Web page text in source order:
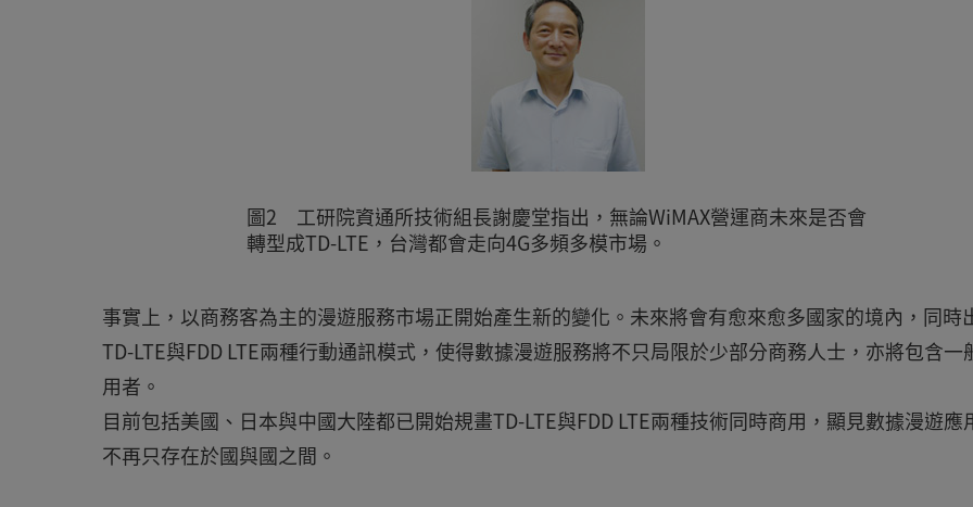
圖2 工研院資通所技術組長謝慶堂指出，無論WiMAX營運商未來是否會
轉型成TD-LTE，台灣都會走向4G多頻多模市場。
事實上，以商務客為主的漫遊服務市場正開始產生新的變化。未來將會有愈來愈多國家的境內，同時
TD-LTE與FDD LTE兩種行動通訊模式，使得數據漫遊服務將不只局限於少部分商務人士，亦將包含一
用者。
目前包括美國、日本與中國大陸都已開始規畫TD-LTE與FDD LTE兩種技術同時商用，顯見數據漫遊應
不再只存在於國與國之間。